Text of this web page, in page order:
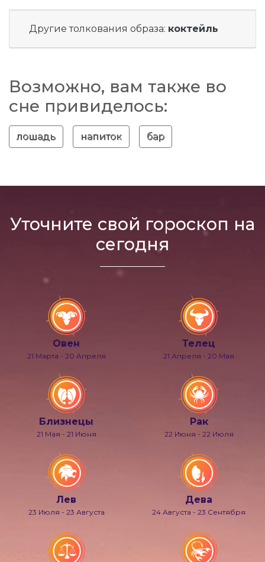
Другие толкования образа: коктейль
Возможно, вам также во
сне привиделось:
лошадь напиток бар
Уточните свой гороскоп на
сегодня
Овен
21 Марта - 20 Апреля
Телец
21 Апреля - 20 Мая
Близнецы
21 Мая - 21 Июня
Рак
22 Июня - 22 Июля
Лев
23 Июля - 23 Августа
Дева
24 Августа - 23 Сентября